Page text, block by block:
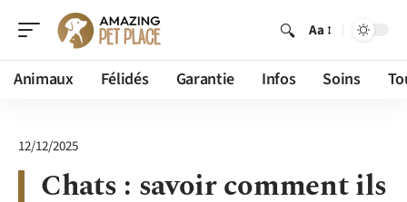
Aa
Animaux Félidés Garantie Infos Soins
12/12/2025
Chats : savoir comment ils